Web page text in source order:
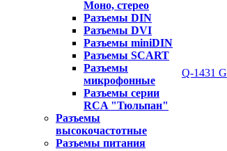
Моно, стерео
Разъемы DIN
Разъемы DVI
Разъемы miniDIN
Разъемы SCART
Разъемы
микрофонные
Разъемы серии
RCA "Тюльпан"
Разъемы
высокочастотные
Разъемы питания
Q-1431 G